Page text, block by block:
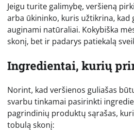
Jeigu turite galimybę, veršieną
arba ūkininko, kuris užtikrina, kad
auginami natūraliai. Kokybiška
skonį, bet ir padarys patiekalą
Ingredientai, kurių
Norint, kad veršienos guliašas
svarbu tinkamai pasirinkti
pagrindinių produktų sąrašas,
tobulą skonį: